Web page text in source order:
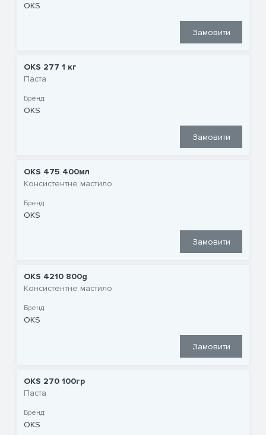
OKS
Замовити
OKS 277 1 кг
Паста
Бренд:
OKS
Замовити
OKS 475 400мл
Консистентне мастило
Бренд:
OKS
Замовити
OKS 4210 800g
Консистентне мастило
Бренд:
OKS
Замовити
OKS 270 100гр
Паста
Бренд:
OKS